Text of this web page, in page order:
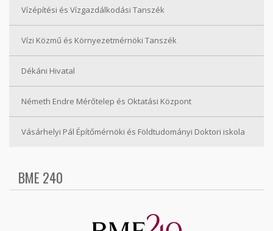
Vízépítési és Vízgazdálkodási Tanszék
Vízi Közmű és Környezetmérnöki Tanszék
Dékáni Hivatal
Németh Endre Mérőtelep és Oktatási Központ
Vásárhelyi Pál Építőmérnöki és Földtudományi Doktori iskola
BME 240